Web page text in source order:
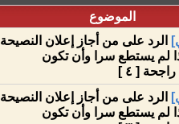
الموضوع
الرد على من أجاز إعلان النصيحة
لم يستطع سرا وأن تكون
[ ٤ ]
الرد على من أجاز إعلان النصيحة
لم يستطع سرا وأن تكون